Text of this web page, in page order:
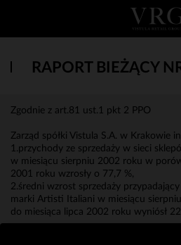
RAPORT BIEŻĄCY
Zgodnie z art.81 ust.1 pkt 2 PPO
Zarząd spółki Vistula S.A. w Krakowie
1.przychody ze sprzedaży w sieci
w miesiącu sierpniu 2002 roku w
2001 roku wzrosły o 77,7 %,
2.średni wzrost sprzedaży
marki Artisti Italiani w miesiącu
do miesiąca lipca 2002 roku wyniósł